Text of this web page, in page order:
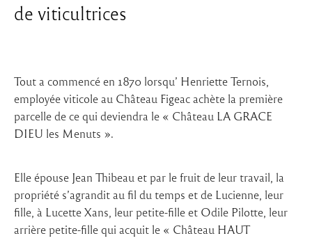
de viticultrices
Tout a commencé en 1870 lorsqu’ Henriette Ternois,
employée viticole au Château Figeac achète la première
parcelle de ce qui deviendra le « Château LA GRACE
DIEU les Menuts ».
Elle épouse Jean Thibeau et par le fruit de leur travail, la
propriété s’agrandit au fil du temps et de Lucienne, leur
fille, à Lucette Xans, leur petite-fille et Odile Pilotte, leur
arrière petite-fille qui acquit le « Château HAUT